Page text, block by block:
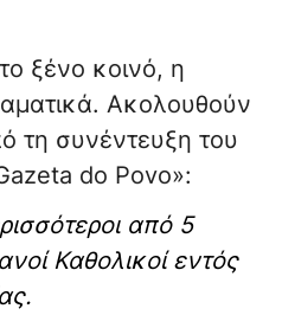
ξένο κοινό, η
Ακολουθούν
τη συνέντευξη του
do Povo»:
από 5
Καθολικοί εντός